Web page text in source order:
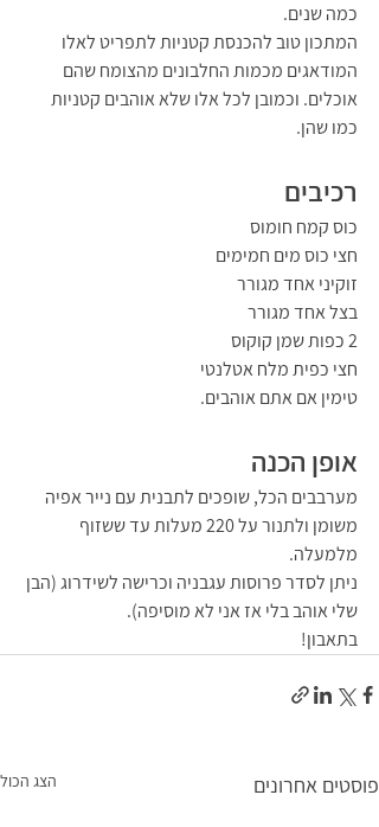
כמה שנים.
המתכון טוב להכנסת קטניות לתפריט לאלו
המודאגים מכמות החלבונים מהצומח שהם
אוכלים. וכמובן לכל אלו שלא אוהבים קטניות
כמו שהן.
רכיבים
כוס קמח חומוס
חצי כוס מים חמימים
זוקיני אחד מגורר
בצל אחד מגורר
2 כפות שמן קוקוס
חצי כפית מלח אטלנטי
טימין אם אתם אוהבים.
אופן הכנה
מערבבים הכל, שופכים לתבנית עם נייר אפיה
משומן ולתנור על 220 מעלות עד ששזוף
מלמעלה.
ניתן לסדר פרוסות עגבניה וכרישה לשידרוג (הבן
שלי אוהב בלי אז אני לא מוסיפה).
בתאבון!
פוסטים אחרונים הצג הכול